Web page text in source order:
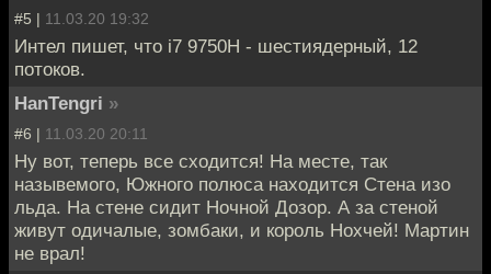
#5 | 11.03.20 19:32
Интел пишет, что i7 9750H - шестиядерный, 12
потоков.
HanTengri »
#6 | 11.03.20 20:11
Ну вот, теперь все сходится! На месте, так
назывемого, Южного полюса находится Стена изо
льда. На стене сидит Ночной Дозор. А за стеной
живут одичалые, зомбаки, и король Нохчей! Мартин
не врал!